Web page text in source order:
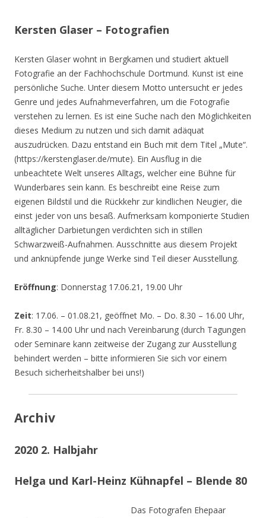
Kersten Glaser – Fotografien
Kersten Glaser wohnt in Bergkamen und studiert aktuell
Fotografie an der Fachhochschule Dortmund. Kunst ist eine
persönliche Suche. Unter diesem Motto untersucht er jedes
Genre und jedes Aufnahmeverfahren, um die Fotografie
verstehen zu lernen. Es ist eine Suche nach den Möglichkeiten
dieses Medium zu nutzen und sich damit adäquat
auszudrücken. Dazu entstand ein Buch mit dem Titel „Mute“.
(https://kerstenglaser.de/mute). Ein Ausflug in die
unbeachtete Welt unseres Alltags, welcher eine Bühne für
Wunderbares sein kann. Es beschreibt eine Reise zum
eigenen Bildstil und die Rückkehr zur kindlichen Neugier, die
einst jeder von uns besaß. Aufmerksam komponierte Studien
alltäglicher Darbietungen verdichten sich in stillen
Schwarzweiß-Aufnahmen. Ausschnitte aus diesem Projekt
und anknüpfende junge Werke sind Teil dieser Ausstellung.
Eröffnung: Donnerstag 17.06.21, 19.00 Uhr
Zeit: 17.06. – 01.08.21, geöffnet Mo. – Do. 8.30 – 16.00 Uhr,
Fr. 8.30 – 14.00 Uhr und nach Vereinbarung (durch Tagungen
oder Seminare kann zeitweise der Zugang zur Ausstellung
behindert werden – bitte informieren Sie sich vor einem
Besuch sicherheitshalber bei uns!)
Archiv
2020 2. Halbjahr
Helga und Karl-Heinz Kühnapfel – Blende 80
Das Fotografen Ehepaar